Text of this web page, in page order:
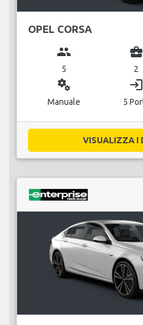
OPEL CORSA
group
5
business_center
2
miscellaneous_services
Manuale
login
5
VISUALIZZA I